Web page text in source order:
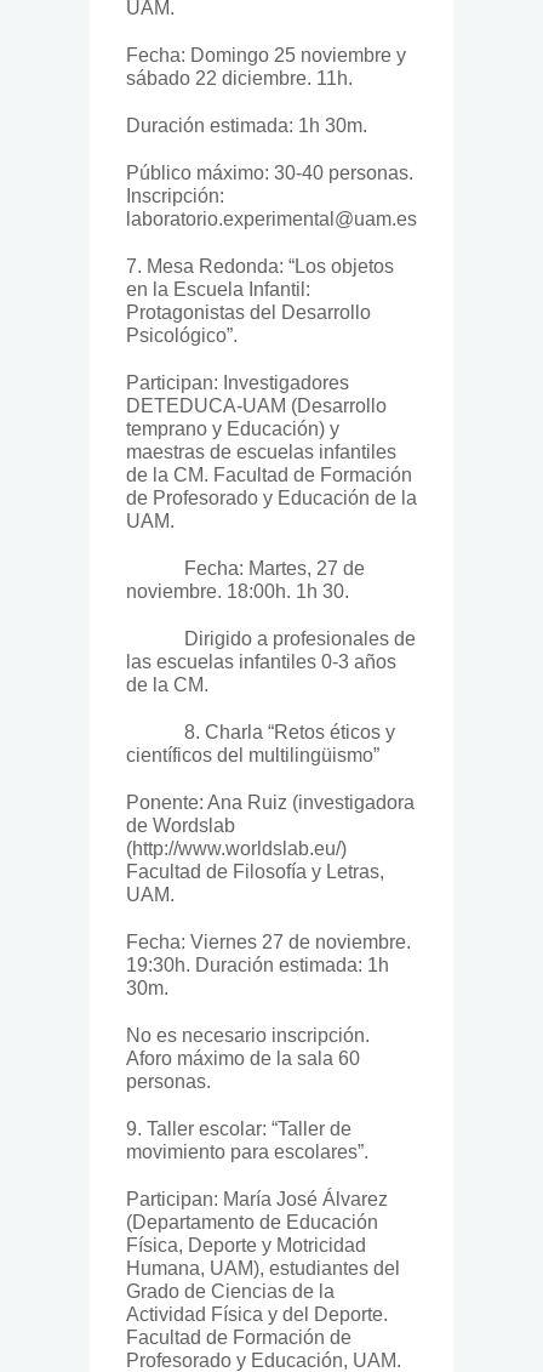
UAM.
Fecha: Domingo 25 noviembre y
sábado 22 diciembre. 11h.
Duración estimada: 1h 30m.
Público máximo: 30-40 personas.
Inscripción:
laboratorio.experimental@uam.es
7. Mesa Redonda: “Los objetos
en la Escuela Infantil:
Protagonistas del Desarrollo
Psicológico”.
Participan: Investigadores
DETEDUCA-UAM (Desarrollo
temprano y Educación) y
maestras de escuelas infantiles
de la CM. Facultad de Formación
de Profesorado y Educación de la
UAM.
Fecha: Martes, 27 de
noviembre. 18:00h. 1h 30.
Dirigido a profesionales de
las escuelas infantiles 0-3 años
de la CM.
8. Charla “Retos éticos y
científicos del multilingüismo”
Ponente: Ana Ruiz (investigadora
de Wordslab
(http://www.worldslab.eu/)
Facultad de Filosofía y Letras,
UAM.
Fecha: Viernes 27 de noviembre.
19:30h. Duración estimada: 1h
30m.
No es necesario inscripción.
Aforo máximo de la sala 60
personas.
9. Taller escolar: “Taller de
movimiento para escolares”.
Participan: María José Álvarez
(Departamento de Educación
Física, Deporte y Motricidad
Humana, UAM), estudiantes del
Grado de Ciencias de la
Actividad Física y del Deporte.
Facultad de Formación de
Profesorado y Educación, UAM.